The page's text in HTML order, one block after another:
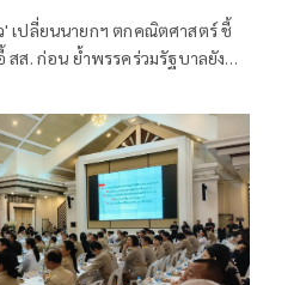
' เปลี่ยนนายกฯ ตกคณิตศาสตร์ ชี้
สส. ก่อน ย้ำพรรคร่วมรัฐบาลยัง